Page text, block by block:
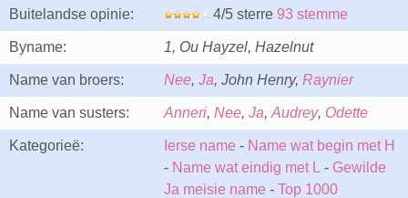
Buitelandse opinie: 4/5 sterre 93 stemme
Byname: 1, Ou Hayzel, Hazelnut
Name van broers: Nee, Ja, John Henry, Raynier
Name van susters: Anneri, Nee, Ja, Audrey, Odette
Kategorieë: Ierse name - Name wat begin met H
- Name wat eindig met L - Gewilde
Ja meisie name - Top 1000